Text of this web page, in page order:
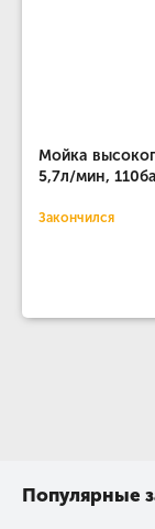
Мойка
5,7л/мин,
Закончился
Популярные